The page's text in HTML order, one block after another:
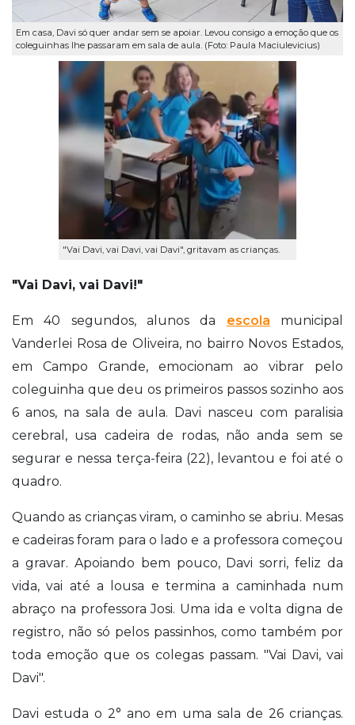
Em casa, Davi só quer andar sem se apoiar. Levou consigo a emoção que os
coleguinhas lhe passaram em sala de aula. (Foto: Paula Maciulevicius)
"Vai Davi, vai Davi, vai Davi", gritavam as crianças.
"Vai Davi, vai Davi!"
Em 40 segundos, alunos da escola municipal
Vanderlei Rosa de Oliveira, no bairro Novos Estados,
em Campo Grande, emocionam ao vibrar pelo
coleguinha que deu os primeiros passos sozinho aos
6 anos, na sala de aula. Davi nasceu com paralisia
cerebral, usa cadeira de rodas, não anda sem se
segurar e nessa terça-feira (22), levantou e foi até o
quadro.
Quando as crianças viram, o caminho se abriu. Mesas
e cadeiras foram para o lado e a professora começou
a gravar. Apoiando bem pouco, Davi sorri, feliz da
vida, vai até a lousa e termina a caminhada num
abraço na professora Josi. Uma ida e volta digna de
registro, não só pelos passinhos, como também por
toda emoção que os colegas passam. "Vai Davi, vai
Davi".
Davi estuda o 2° ano em uma sala de 26 crianças.